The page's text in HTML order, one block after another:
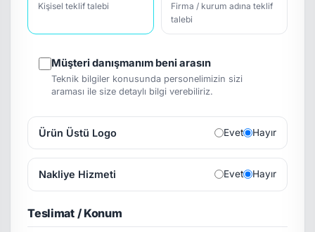
Kişisel teklif talebi
Firma / kurum adına teklif
talebi
Müşteri danışmanım beni arasın
Teknik bilgiler konusunda personelimizin sizi
araması ile size detaylı bilgi verebiliriz.
Ürün Üstü Logo Evet Hayır
Nakliye Hizmeti Evet Hayır
Teslimat / Konum